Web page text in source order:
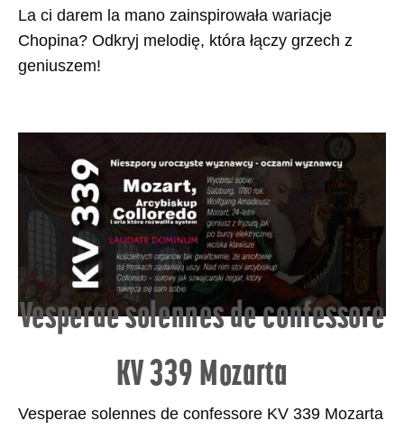
La ci darem la mano zainspirowała wariacje
Chopina? Odkryj melodię, która łączy grzech z
geniuszem!
Vesperae solennes de confessore
KV 339 Mozarta
Vesperae solennes de confessore KV 339 Mozarta